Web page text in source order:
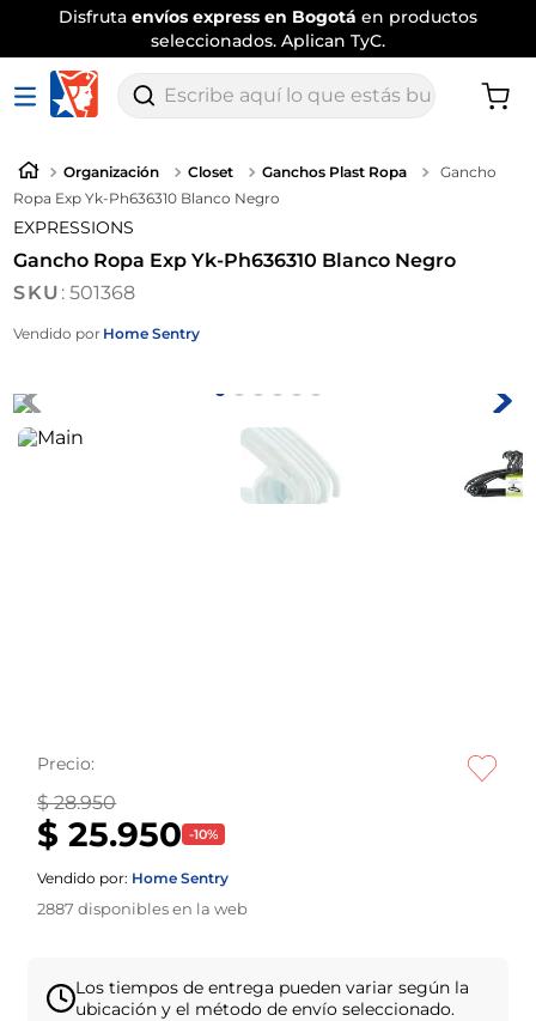
Disfruta envíos express en Bogotá en productos
seleccionados. Aplican TyC.
Escribe aquí lo que estás buscando
Organización Closet Ganchos Plast Ropa
Gancho
Ropa Exp Yk-Ph636310 Blanco Negro
EXPRESSIONS
Gancho Ropa Exp Yk-Ph636310 Blanco Negro
:501368
Vendido por Home Sentry
Precio:
$ 28.950
$ 25.950 -10%
Vendido por: Home Sentry
2887 disponibles en la web
Los tiempos de entrega pueden variar según la
ubicación y el método de envío seleccionado.